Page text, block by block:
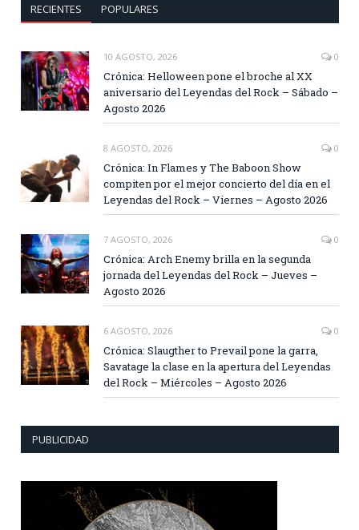
RECIENTES POPULARES
10 AGOSTO, 2026 0
Crónica: Helloween pone el broche al XX
aniversario del Leyendas del Rock – Sábado –
Agosto 2026
8 AGOSTO, 2026 0
Crónica: In Flames y The Baboon Show
compiten por el mejor concierto del día en el
Leyendas del Rock – Viernes – Agosto 2026
7 AGOSTO, 2026 0
Crónica: Arch Enemy brilla en la segunda
jornada del Leyendas del Rock – Jueves –
Agosto 2026
6 AGOSTO, 2026 0
Crónica: Slaugther to Prevail pone la garra,
Savatage la clase en la apertura del Leyendas
del Rock – Miércoles – Agosto 2026
PUBLICIDAD